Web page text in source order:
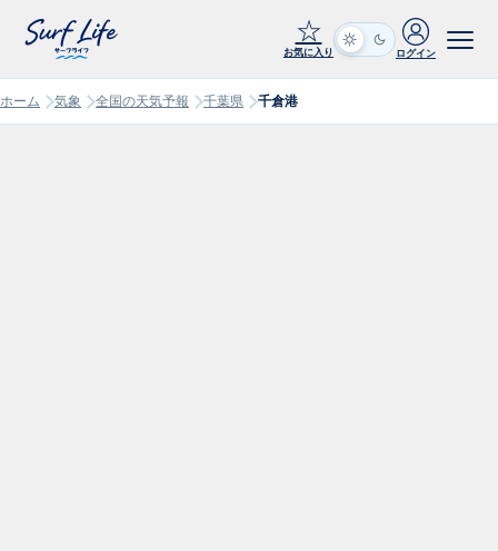
☆
お気に入り ログイン
ホーム 気象 全国の天気予報 千葉県 千倉港